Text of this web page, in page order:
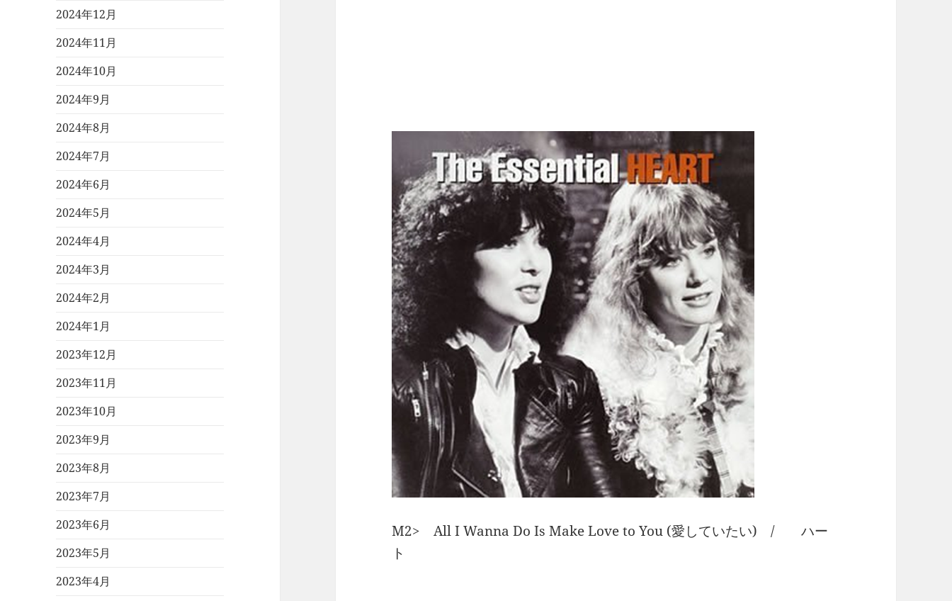
2024年12月
2024年11月
2024年10月
2024年9月
2024年8月
2024年7月
2024年6月
2024年5月
2024年4月
2024年3月
2024年2月
2024年1月
2023年12月
2023年11月
2023年10月
2023年9月
2023年8月
2023年7月
2023年6月
2023年5月
2023年4月
M2> All I Wanna Do Is Make Love to You (愛していたい) / ハー
ト